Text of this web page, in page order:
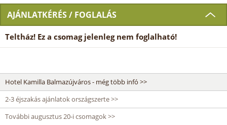
AJÁNLATKÉRÉS / FOGLALÁS
Teltház! Ez a csomag jelenleg nem foglalható!
Hotel Kamilla Balmazújváros - még több infó >>
2-3 éjszakás ajánlatok országszerte >>
További augusztus 20-i csomagok >>